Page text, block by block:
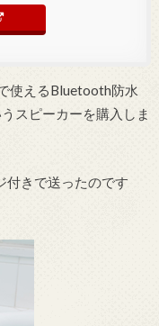
使えるBluetooth防水
スピーカーを購入しま
付きで送ったのです